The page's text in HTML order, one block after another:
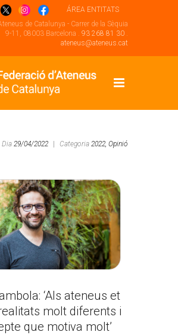
ÁREA ENTITATS
de Catalunya - Carrer de la Sèquia
9-11, 08003 Barcelona . 93 268 81 30 .
ateneus@ateneus.cat
Dia 29/04/2022 Categoria 2022, Opinió
‘Als ateneus et
molt diferents i
que motiva molt’